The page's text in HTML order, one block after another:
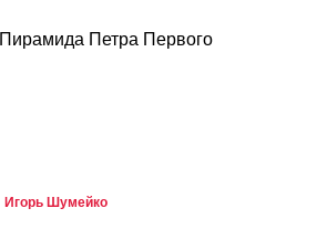
Пирамида Петра Первого
Игорь Шумейко